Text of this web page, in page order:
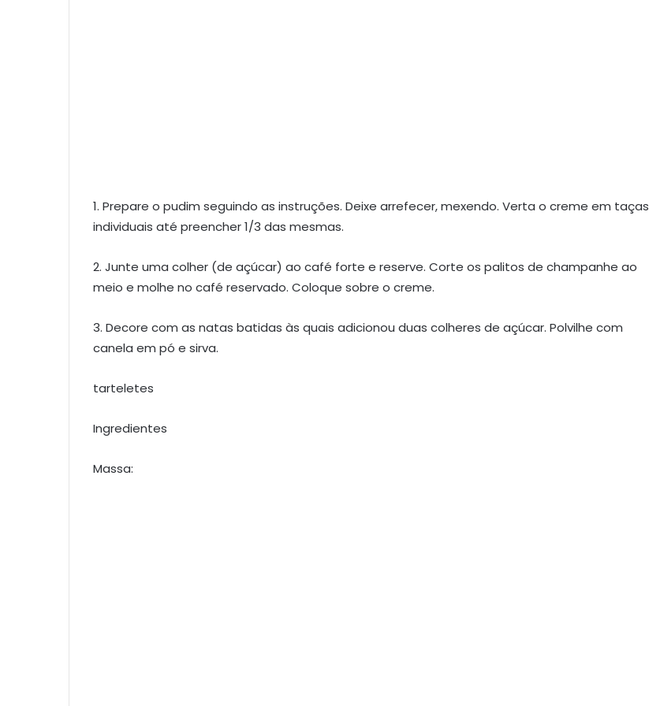
1. Prepare o pudim seguindo as instruções. Deixe arrefecer, mexendo. Verta o creme em taças
individuais até preencher 1/3 das mesmas.
2. Junte uma colher (de açúcar) ao café forte e reserve. Corte os palitos de champanhe ao
meio e molhe no café reservado. Coloque sobre o creme.
3. Decore com as natas batidas às quais adicionou duas colheres de açúcar. Polvilhe com
canela em pó e sirva.
tarteletes
Ingredientes
Massa: